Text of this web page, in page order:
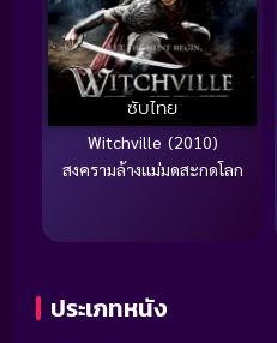
ซับไทย
Witchville (2010)
สงครามล้างแม่มดสะกดโลก
ประเภทหนัง